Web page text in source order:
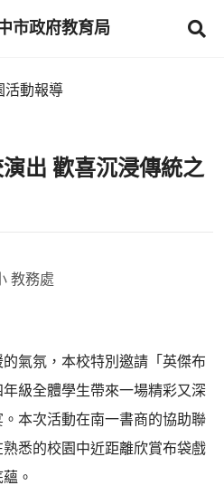
市政府教育局
活動報導
演出 歡喜沉浸傳統之
教務處
氣氛，本校特別邀請「英傑布
級全體學生帶來一場精彩又深
本次活動在南一書商的協助聯
悉的校園中近距離欣賞布袋戲
。